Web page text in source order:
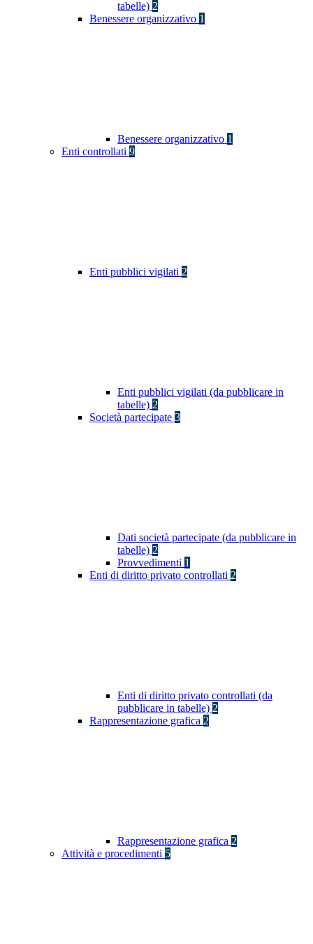
tabelle) 2
Benessere organizzativo 1
Benessere organizzativo 1
Enti controllati 9
Enti pubblici vigilati 2
Enti pubblici vigilati (da pubblicare in
tabelle) 2
Società partecipate 3
Dati società partecipate (da pubblicare in
tabelle) 2
Provvedimenti 1
Enti di diritto privato controllati 2
Enti di diritto privato controllati (da
pubblicare in tabelle) 2
Rappresentazione grafica 2
Rappresentazione grafica 2
Attività e procedimenti 5